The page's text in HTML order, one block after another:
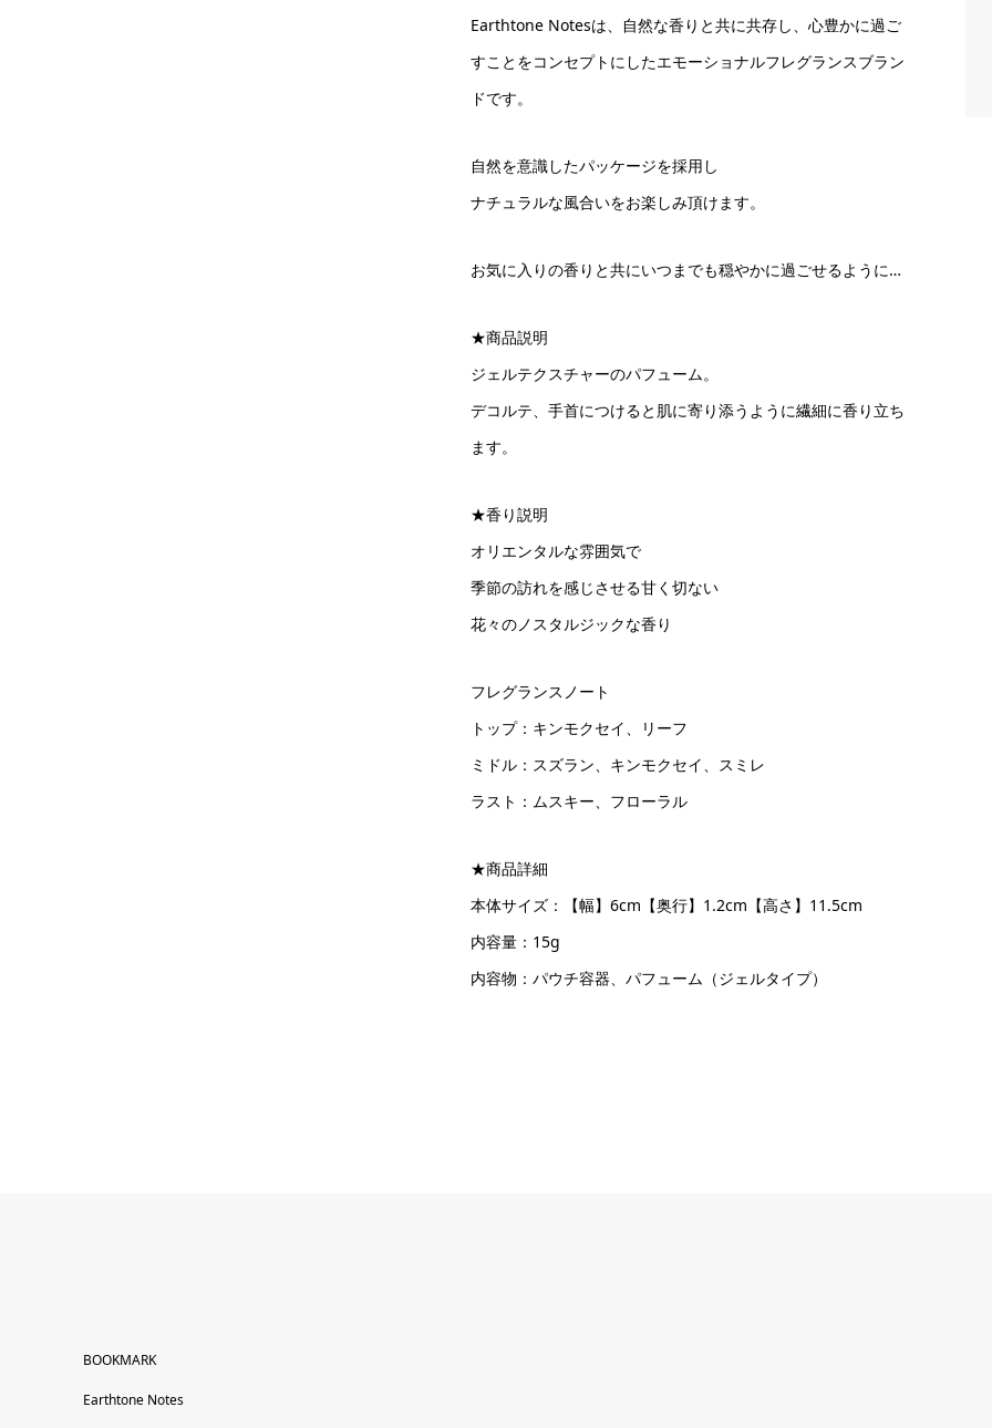
Earthtone Notesは、自然な香りと共に共存し、心豊かに過ご
すことをコンセプトにしたエモーショナルフレグランスブラン
ドです。
自然を意識したパッケージを採用し
ナチュラルな風合いをお楽しみ頂けます。
お気に入りの香りと共にいつまでも穏やかに過ごせるように…
★商品説明
ジェルテクスチャーのパフューム。
デコルテ、手首につけると肌に寄り添うように繊細に香り立ち
ます。
★香り説明
オリエンタルな雰囲気で
季節の訪れを感じさせる甘く切ない
花々のノスタルジックな香り
フレグランスノート
トップ：キンモクセイ、リーフ
ミドル：スズラン、キンモクセイ、スミレ
ラスト：ムスキー、フローラル
★商品詳細
本体サイズ：【幅】6cm【奥行】1.2cm【高さ】11.5cm
内容量：15g
内容物：パウチ容器、パフューム（ジェルタイプ）
BOOKMARK
Earthtone Notes